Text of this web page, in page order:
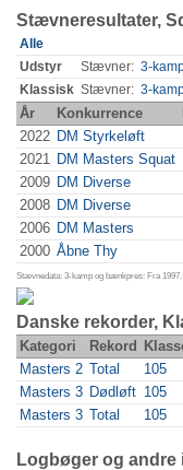
Stævneresultater,
Alle
Udstyr
Stævner: 3-
Klassisk Stævner: 3-
År Konkurrence
2022 DM Styrkeløft
2021 DM Masters Squat
2009 DM Diverse
2008 DM Diverse
2006 DM Masters
2000 Åbne Thy
Stævnedata: 3-kamp og bænkpres: Fra
Danske rekorder,
Kategori Rekord
Masters 2 Total 105
Masters 3 Dødløft 105
Masters 3 Total 105
Logbøger og andre